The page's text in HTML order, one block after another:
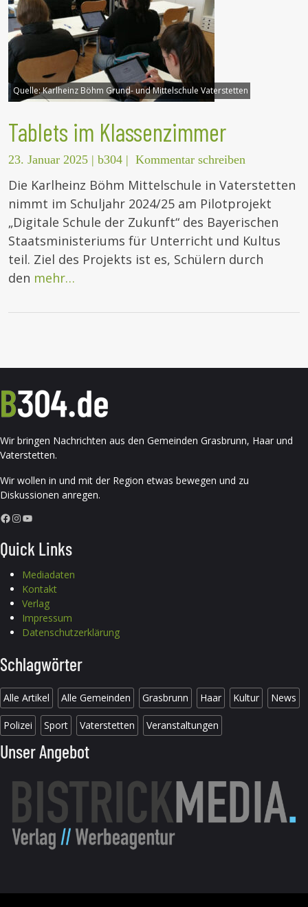
Quelle:Karlheinz Böhm Grund- und Mittelschule Vaterstetten
Tablets im Klassenzimmer
23. Januar 2025 | b304 | Kommentar schreiben
Die Karlheinz Böhm Mittelschule in Vaterstetten
nimmt im Schuljahr 2024/25 am Pilotprojekt
„Digitale Schule der Zukunft“ des Bayerischen
Staatsministeriums für Unterricht und Kultus
teil. Ziel des Projekts ist es, Schülern durch
den mehr…
Wir bringen Nachrichten aus den Gemeinden Grasbrunn, Haar und
Vaterstetten.
Wir wollen in und mit der Region etwas bewegen und zu
Diskussionen anregen.
Facebook InstagramYouTube
Quick Links
Mediadaten
Kontakt
Verlag
Impressum
Datenschutzerklärung
Schlagwörter
Alle Artikel Alle Gemeinden Grasbrunn Haar Kultur News
Polizei Sport Vaterstetten Veranstaltungen
Unser Angebot